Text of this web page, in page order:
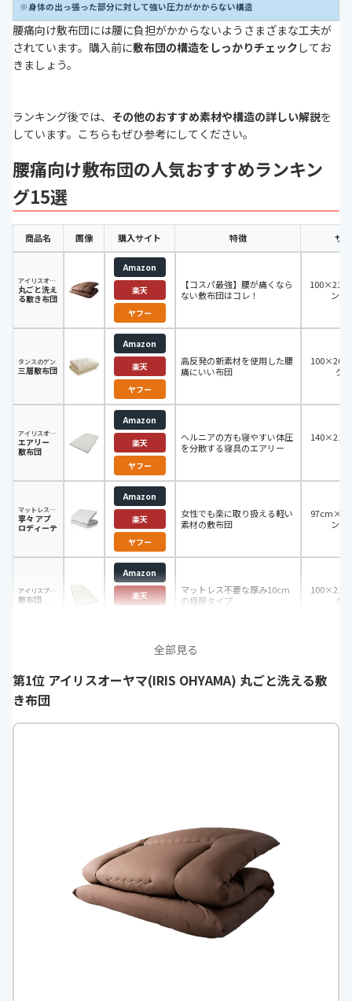
※身体の出っ張った部分に対して強い圧力がかからない構造
腰痛向け敷布団には腰に負担がかからないようさまざまな工夫が
されています。購入前に敷布団の構造をしっかりチェック してお
きましょう。
ランキング後では、 その他のおすすめ素材や構造の詳しい解説を
しています。こちらもぜひ参考にしてください。
腰痛向け敷布団の人気おすすめランキン
グ15選
商品名 画像 購入サイト 特徴 サ
アイリスオーヤマ(IRIS OHYAMA)
丸ごと洗え
る敷き布団
Amazon
楽天
ヤフー
【コスパ最強】腰が痛くなら
ない敷布団はコレ！
ング
タンスのゲン
三層敷布団
Amazon
楽天
ヤフー
高反発の新素材を使用した腰
痛にいい布団
グ
アイリスオーヤマ
エアリー
敷布団
Amazon
楽天
ヤフー
ヘルニアの方も寝やすい体圧
を分散する寝具のエアリー
マットレス工房
寧々 アプ
ロディーテ
Amazon
楽天
ヤフー
女性でも楽に取り扱える軽い
素材の敷布団
ング
アイリスプラザ
敷布団
Amazon
楽天
マットレス不要な厚み10cm
の極厚タイプ
グ
全部見る
第1位 アイリスオーヤマ(IRIS OHYAMA) 丸ごと洗える敷
き布団